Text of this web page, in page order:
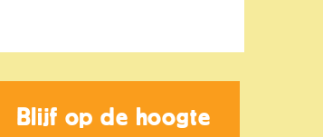
Blijf op de hoogte